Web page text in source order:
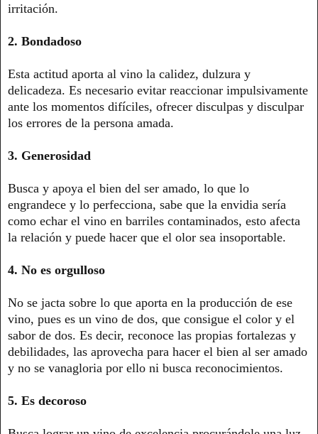
irritación.
2. Bondadoso
Esta actitud aporta al vino la calidez, dulzura y
delicadeza. Es necesario evitar reaccionar impulsivamente
ante los momentos difíciles, ofrecer disculpas y disculpar
los errores de la persona amada.
3. Generosidad
Busca y apoya el bien del ser amado, lo que lo
engrandece y lo perfecciona, sabe que la envidia sería
como echar el vino en barriles contaminados, esto afecta
la relación y puede hacer que el olor sea insoportable.
4. No es orgulloso
No se jacta sobre lo que aporta en la producción de ese
vino, pues es un vino de dos, que consigue el color y el
sabor de dos. Es decir, reconoce las propias fortalezas y
debilidades, las aprovecha para hacer el bien al ser amado
y no se vanagloria por ello ni busca reconocimientos.
5. Es decoroso